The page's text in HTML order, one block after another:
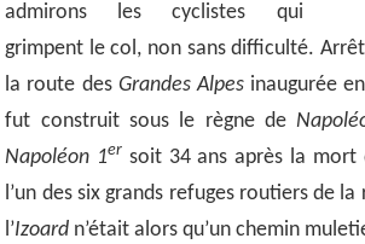
admirons les cyclistes qui
grimpent le col, non sans difficulté.
la route des Grandes Alpesinaugurée
fut construit sous le règne de
Napoléon 1er soit 34 ans après la mort
l’un des six grands refuges routiers de
l’Izoard n’était alors qu’un chemin